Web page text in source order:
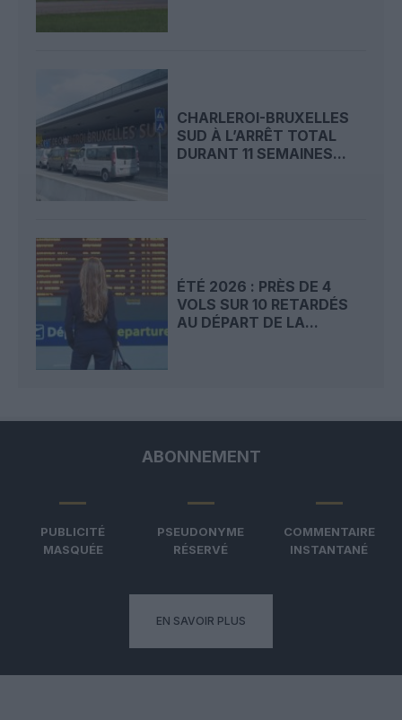
CHARLEROI-BRUXELLES
SUD À L’ARRÊT TOTAL
DURANT 11 SEMAINES...
ÉTÉ 2026 : PRÈS DE 4
VOLS SUR 10 RETARDÉS
AU DÉPART DE LA...
ABONNEMENT
PUBLICITÉ
MASQUÉE
PSEUDONYME
RÉSERVÉ
COMMENTAIRE
INSTANTANÉ
EN SAVOIR PLUS